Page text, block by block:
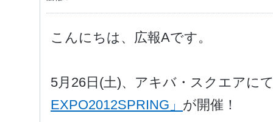
こんにちは、広報Aです。
5月26日(土)、アキバ・スクエアに
EXPO2012SPRING」 が開催！